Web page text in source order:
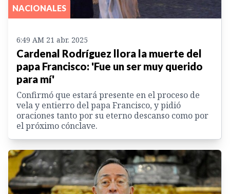
NACIONALES
6:49 AM 21 abr. 2025
Cardenal Rodríguez llora la muerte del
papa Francisco: 'Fue un ser muy querido
para mí'
Confirmó que estará presente en el proceso de
vela y entierro del papa Francisco, y pidió
oraciones tanto por su eterno descanso como por
el próximo cónclave.